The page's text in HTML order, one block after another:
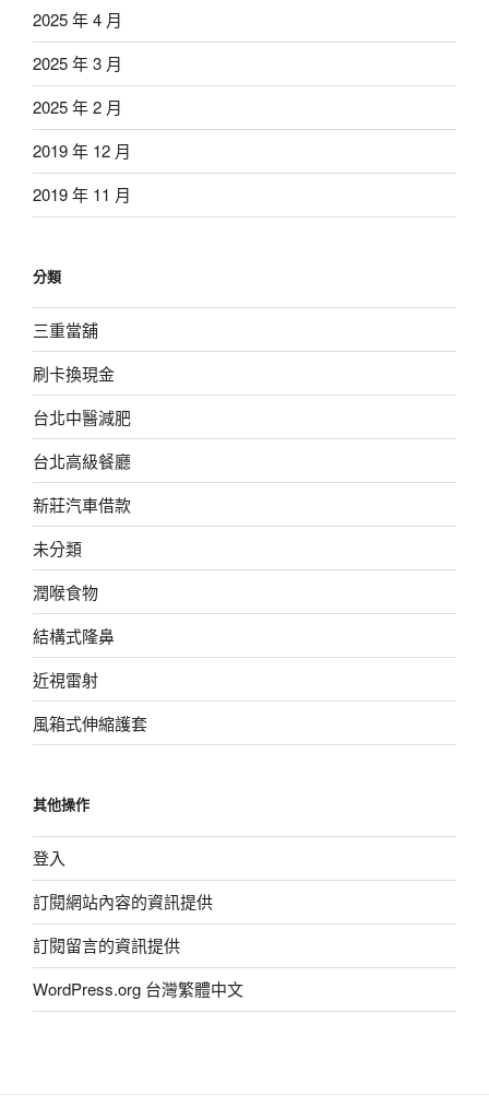
2025 年 4 月
2025 年 3 月
2025 年 2 月
2019 年 12 月
2019 年 11 月
分類
三重當舖
刷卡換現金
台北中醫減肥
台北高級餐廳
新莊汽車借款
未分類
潤喉食物
結構式隆鼻
近視雷射
風箱式伸縮護套
其他操作
登入
訂閱網站內容的資訊提供
訂閱留言的資訊提供
WordPress.org 台灣繁體中文